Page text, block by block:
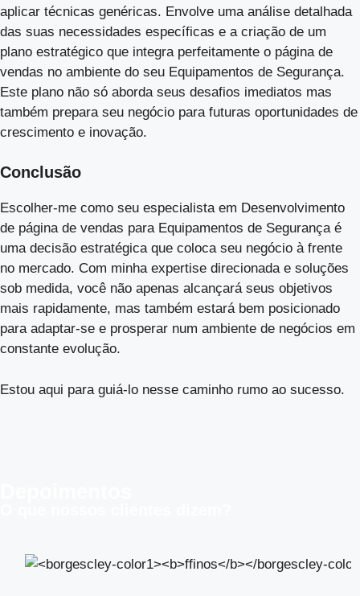
aplicar técnicas genéricas. Envolve uma análise detalhada
das suas necessidades específicas e a criação de um
plano estratégico que integra perfeitamente o página de
vendas no ambiente do seu Equipamentos de Segurança.
Este plano não só aborda seus desafios imediatos mas
também prepara seu negócio para futuras oportunidades de
crescimento e inovação.
Conclusão
Escolher-me como seu especialista em Desenvolvimento
de página de vendas para Equipamentos de Segurança é
uma decisão estratégica que coloca seu negócio à frente
no mercado. Com minha expertise direcionada e soluções
sob medida, você não apenas alcançará seus objetivos
mais rapidamente, mas também estará bem posicionado
para adaptar-se e prosperar num ambiente de negócios em
constante evolução.
Estou aqui para guiá-lo nesse caminho rumo ao sucesso.